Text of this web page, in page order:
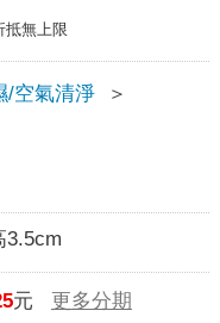
抵無上限
/空氣清淨
＞
3.5cm
元 更多分期